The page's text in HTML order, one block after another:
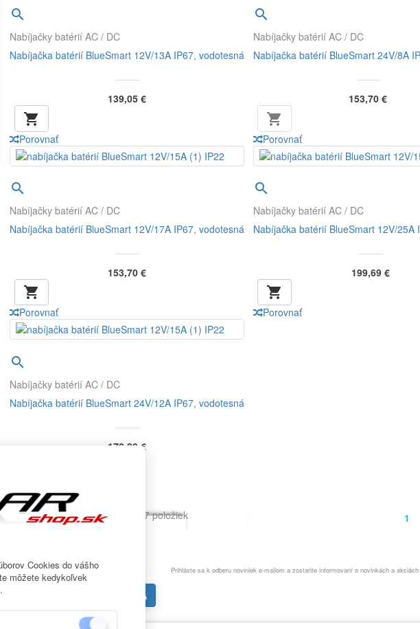

Nabíjačky batérií AC / DC
Nabíjačka batérií BlueSmart 12V/13A IP67, vodotesná
139,05 €

Porovnať

Nabíjačky batérií AC / DC
Nabíjačka batérií BlueSmart 24V/8A
153,70 €

Porovnať

Nabíjačky batérií AC / DC
Nabíjačka batérií BlueSmart 12V/17A IP67, vodotesná
153,70 €

Porovnať

Nabíjačky batérií AC / DC
Nabíjačka batérií BlueSmart 12V/25A
199,69 €

Porovnať

Nabíjačky batérií AC / DC
Nabíjačka batérií BlueSmart 24V/12A IP67, vodotesná
178,80 €
Zobrazené produkty: 1-7 z 7 položiek 1
Cookies do vášho
môžete kedykoľvek
Prihláste sa k odberu noviniek e-mailom a zostaňte informovaní o novinkách a